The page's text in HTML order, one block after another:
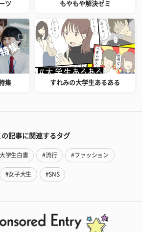
ツ もやもや解決ゼミ
集 すれみの大学生あるある
の記事に関連するタグ
学生白書 #流行 #ファッション
#女子大生 #SNS